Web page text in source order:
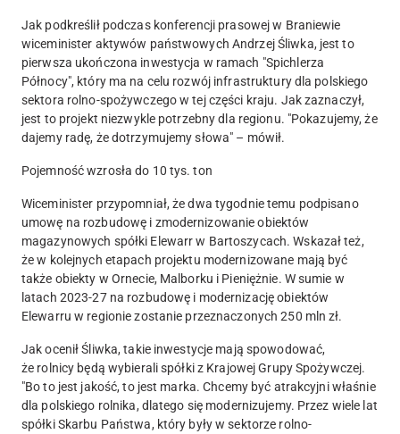
Jak podkreślił podczas konferencji prasowej w Braniewie
wiceminister aktywów państwowych Andrzej Śliwka, jest to
pierwsza ukończona inwestycja w ramach "Spichlerza
Północy", który ma na celu rozwój infrastruktury dla polskiego
sektora rolno-spożywczego w tej części kraju. Jak zaznaczył,
jest to projekt niezwykle potrzebny dla regionu. "Pokazujemy, że
dajemy radę, że dotrzymujemy słowa" – mówił.
Pojemność wzrosła do 10 tys. ton
Wiceminister przypomniał, że dwa tygodnie temu podpisano
umowę na rozbudowę i zmodernizowanie obiektów
magazynowych spółki Elewarr w Bartoszycach. Wskazał też,
że w kolejnych etapach projektu modernizowane mają być
także obiekty w Ornecie, Malborku i Pieniężnie. W sumie w
latach 2023-27 na rozbudowę i modernizację obiektów
Elewarru w regionie zostanie przeznaczonych 250 mln zł.
Jak ocenił Śliwka, takie inwestycje mają spowodować,
że rolnicy będą wybierali spółki z Krajowej Grupy Spożywczej.
"Bo to jest jakość, to jest marka. Chcemy być atrakcyjni właśnie
dla polskiego rolnika, dlatego się modernizujemy. Przez wiele lat
spółki Skarbu Państwa, który były w sektorze rolno-